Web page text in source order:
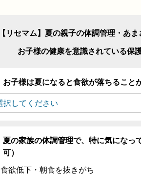
【リセマム】夏の親子の体調管理・あ
お子様の健康を意識されている保
お子様は夏になると食欲が落ちること
夏の家族の体調管理で、特に気になっ
可）
食欲低下・朝食を抜きがち